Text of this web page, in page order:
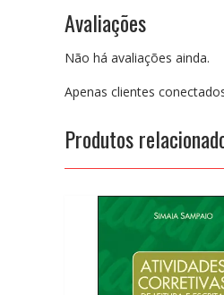
Avaliações
Não há avaliações ainda.
Apenas clientes
Produtos